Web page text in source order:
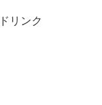
リンク